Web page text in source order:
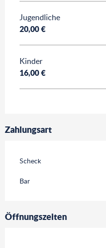
Jugendliche
20,00 €
Kinder
16,00 €
Zahlungsart
Scheck
Bar
Öffnungszeiten